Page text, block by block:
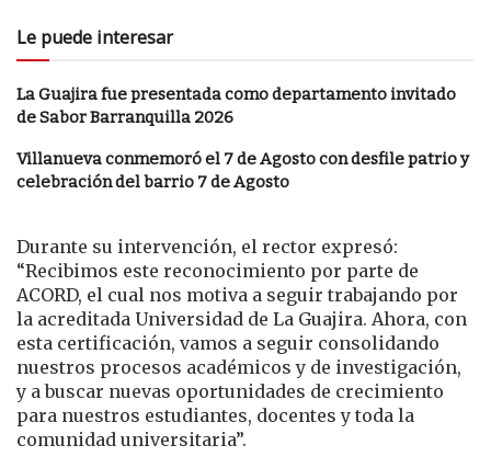
Le puede interesar
La Guajira fue presentada como departamento invitado
de Sabor Barranquilla 2026
Villanueva conmemoró el 7 de Agosto con desfile patrio y
celebración del barrio 7 de Agosto
Durante su intervención, el rector expresó:
“Recibimos este reconocimiento por parte de
ACORD, el cual nos motiva a seguir trabajando por
la acreditada Universidad de La Guajira. Ahora, con
esta certificación, vamos a seguir consolidando
nuestros procesos académicos y de investigación,
y a buscar nuevas oportunidades de crecimiento
para nuestros estudiantes, docentes y toda la
comunidad universitaria”.